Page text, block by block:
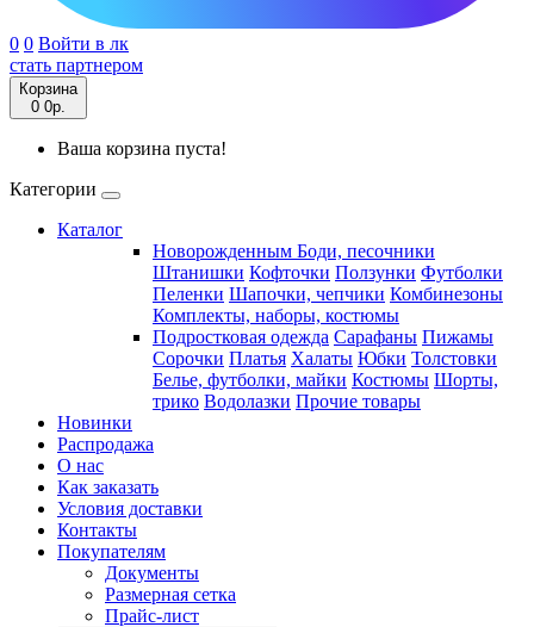
0 0 Войти в лк
стать партнером
Корзина
0 0р.
Ваша корзина пуста!
Категории
Каталог
Новорожденным Боди, песочники
Штанишки Кофточки Ползунки Футболки
Пеленки Шапочки, чепчики Комбинезоны
Комплекты, наборы, костюмы
Подростковая одежда Сарафаны Пижамы
Сорочки Платья Халаты Юбки Толстовки
Белье, футболки, майки Костюмы Шорты,
трико Водолазки Прочие товары
Новинки
Распродажа
О нас
Как заказать
Условия доставки
Контакты
Покупателям
Документы
Размерная сетка
Прайс-лист